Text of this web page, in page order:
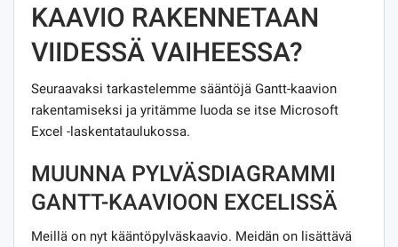
KAAVIO RAKENNETAAN
VIIDESSÄ VAIHEESSA?
Seuraavaksi tarkastelemme sääntöjä Gantt-kaavion
rakentamiseksi ja yritämme luoda se itse Microsoft
Excel -laskentataulukossa.
MUUNNA PYLVÄSDIAGRAMMI
GANTT-KAAVIOON EXCELISSÄ
Meillä on nyt kääntöpylväskaavio. Meidän on lisättävä